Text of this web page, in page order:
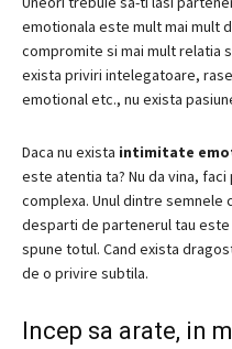
emotionala este mult mai mult
compromite si mai mult relatia
exista priviri intelegatoare,
emotional etc., nu exista
Daca nu exista intimitate
este atentia ta? Nu da vina,
complexa. Unul dintre semnele
desparti de partenerul tau
spune totul. Cand exista
de o privire subtila.
Incep sa arate, in